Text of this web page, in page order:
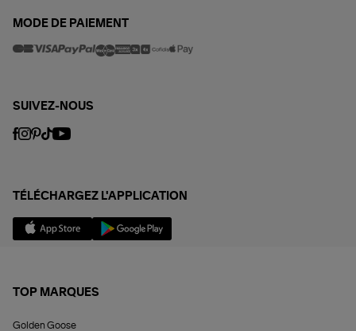
MODE DE PAIEMENT
SUIVEZ-NOUS
TÉLÉCHARGEZ L'APPLICATION
TOP MARQUES
Golden Goose